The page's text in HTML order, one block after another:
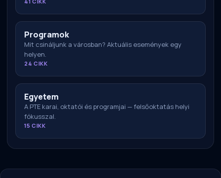
Programok
Mit csináljunk a városban? Aktuális események egy
helyen.
24 CIKK
Egyetem
A PTE karai, oktatói és programjai — felsőoktatás helyi
fókusszal.
15 CIKK